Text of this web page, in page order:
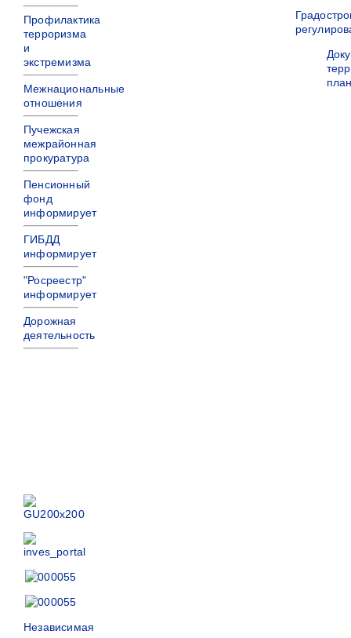
Профилактика
терроризма
и
экстремизма
Межнациональные
отношения
Пучежская
межрайонная
прокуратура
Пенсионный
фонд
информирует
ГИБДД
информирует
"Росреестр"
информирует
Дорожная
деятельность
Независимая